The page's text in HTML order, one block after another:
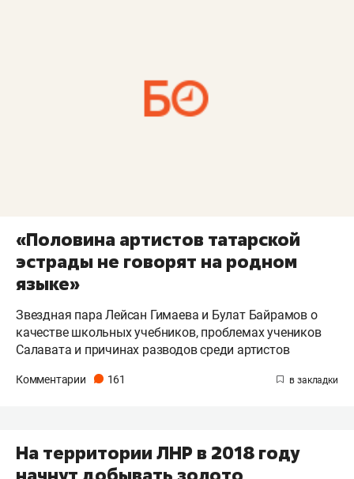
«Половина артистов татарской
эстрады не говорят на родном
языке»
Звездная пара Лейсан Гимаева и Булат Байрамов о
качестве школьных учебников, проблемах учеников
Салавата и причинах разводов среди артистов
Комментарии 161
На территории ЛНР в 2018 году